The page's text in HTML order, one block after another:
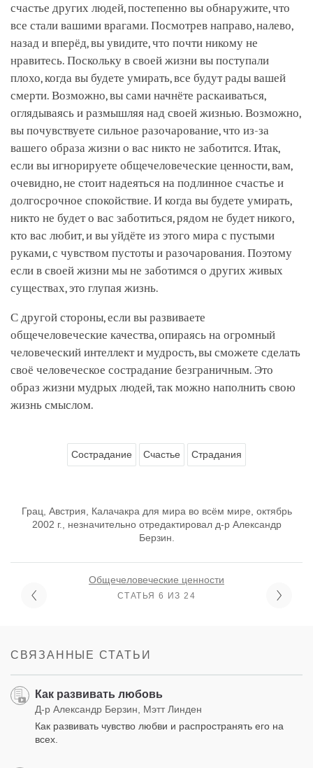
счастье других людей, постепенно вы обнаружите, что
все стали вашими врагами. Посмотрев направо, налево,
назад и вперёд, вы увидите, что почти никому не
нравитесь. Поскольку в своей жизни вы поступали
плохо, когда вы будете умирать, все будут рады вашей
смерти. Возможно, вы сами начнёте раскаиваться,
оглядываясь и размышляя над своей жизнью. Возможно,
вы почувствуете сильное разочарование, что из-за
вашего образа жизни о вас никто не заботится. Итак,
если вы игнорируете общечеловеческие ценности, вам,
очевидно, не стоит надеяться на подлинное счастье и
долгосрочное спокойствие. И когда вы будете умирать,
никто не будет о вас заботиться, рядом не будет никого,
кто вас любит, и вы уйдёте из этого мира с пустыми
руками, с чувством пустоты и разочарования. Поэтому
если в своей жизни мы не заботимся о других живых
существах, это глупая жизнь.
С другой стороны, если вы развиваете
общечеловеческие качества, опираясь на огромный
человеческий интеллект и мудрость, вы сможете сделать
своё человеческое сострадание безграничным. Это
образ жизни мудрых людей, так можно наполнить свою
жизнь смыслом.
Сострадание Счастье Страдания
Грац, Австрия, Калачакра для мира во всём мире, октябрь
2002 г., незначительно отредактировал д-р Александр
Берзин.
Общечеловеческие ценности
СТАТЬЯ 6 ИЗ 24
СВЯЗАННЫЕ СТАТЬИ
Как развивать любовь
Д-р Александр Берзин, Мэтт Линден
Как развивать чувство любви и распространять его на
всех.